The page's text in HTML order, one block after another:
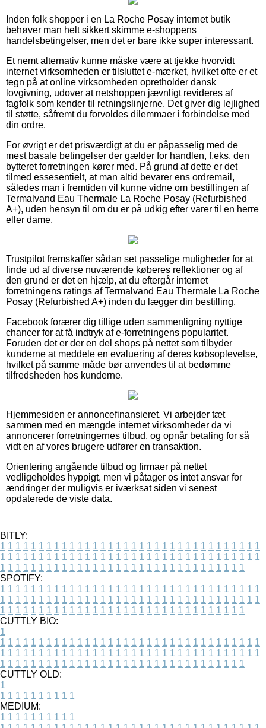
Inden folk shopper i en La Roche Posay internet butik
behøver man helt sikkert skimme e-shoppens
handelsbetingelser, men det er bare ikke super interessant.
Et nemt alternativ kunne måske være at tjekke hvorvidt
internet virksomheden er tilsluttet e-mærket, hvilket ofte er et
tegn på at online virksomheden opretholder dansk
lovgivning, udover at netshoppen jævnligt revideres af
fagfolk som kender til retningslinjerne. Det giver dig lejlighed
til støtte, såfremt du forvoldes dilemmaer i forbindelse med
din ordre.
For øvrigt er det prisværdigt at du er påpasselig med de
mest basale betingelser der gælder for handlen, f.eks. den
bytteret forretningen kører med. På grund af dette er det
tilmed essesentielt, at man altid bevarer ens ordremail,
således man i fremtiden vil kunne vidne om bestillingen af
Termalvand Eau Thermale La Roche Posay (Refurbished
A+), uden hensyn til om du er på udkig efter varer til en herre
eller dame.
Trustpilot fremskaffer sådan set passelige muligheder for at
finde ud af diverse nuværende køberes reflektioner og af
den grund er det en hjælp, at du eftergår internet
forretningens ratings af Termalvand Eau Thermale La Roche
Posay (Refurbished A+) inden du lægger din bestilling.
Facebook forærer dig tillige uden sammenligning nyttige
chancer for at få indtryk af e-forretningens popularitet.
Foruden det er der en del shops på nettet som tilbyder
kunderne at meddele en evaluering af deres købsoplevelse,
hvilket på samme måde bør anvendes til at bedømme
tilfredsheden hos kunderne.
Hjemmesiden er annoncefinansieret. Vi arbejder tæt
sammen med en mængde internet virksomheder da vi
annoncerer forretningernes tilbud, og opnår betaling for så
vidt en af vores brugere udfører en transaktion.
Orientering angående tilbud og firmaer på nettet
vedligeholdes hyppigt, men vi påtager os intet ansvar for
ændringer der muligvis er iværksat siden vi senest
opdaterede de viste data.
BITLY:
1 1 1 1 1 1 1 1 1 1 1 1 1 1 1 1 1 1 1 1 1 1 1 1 1 1 1 1 1 1 1 1 1 1
1 1 1 1 1 1 1 1 1 1 1 1 1 1 1 1 1 1 1 1 1 1 1 1 1 1 1 1 1 1 1 1 1 1
1 1 1 1 1 1 1 1 1 1 1 1 1 1 1 1 1 1 1 1 1 1 1 1 1 1 1 1 1 1 1 1
SPOTIFY:
1 1 1 1 1 1 1 1 1 1 1 1 1 1 1 1 1 1 1 1 1 1 1 1 1 1 1 1 1 1 1 1 1 1
1 1 1 1 1 1 1 1 1 1 1 1 1 1 1 1 1 1 1 1 1 1 1 1 1 1 1 1 1 1 1 1 1 1
1 1 1 1 1 1 1 1 1 1 1 1 1 1 1 1 1 1 1 1 1 1 1 1 1 1 1 1 1 1 1 1
CUTTLY BIO:
1
1 1 1 1 1 1 1 1 1 1 1 1 1 1 1 1 1 1 1 1 1 1 1 1 1 1 1 1 1 1 1 1 1 1
1 1 1 1 1 1 1 1 1 1 1 1 1 1 1 1 1 1 1 1 1 1 1 1 1 1 1 1 1 1 1 1 1 1
1 1 1 1 1 1 1 1 1 1 1 1 1 1 1 1 1 1 1 1 1 1 1 1 1 1 1 1 1 1 1 1
CUTTLY OLD:
1
1 1 1 1 1 1 1 1 1 1
MEDIUM:
1 1 1 1 1 1 1 1 1 1